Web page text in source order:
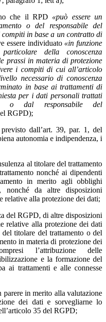
che il RPD «può essere un
o del responsabile del
in base a un contratto di
essere individuato «in funzione
della conoscenza
prassi in materia di protezione
i compiti di cui all’articolo
necessario di conoscenza
in base ai trattamenti di
per i dati personali trattati
o dal responsabile del
RGPD);
dall’art. 39, par. 1, del
autonomia e indipendenza, i
al titolare del trattamento
nonché ai dipendenti
in merito agli obblighi
nonché da altre disposizioni
relative alla protezione dei dati;
del RGPD, di altre disposizioni
relative alla protezione dei dati
titolare del trattamento o del
in materia di protezione dei
l’attribuzione delle
e la formazione del
ai trattamenti e alle connesse
parere in merito alla valutazione
dei dati e sorvegliarne lo
35 del RGPD;